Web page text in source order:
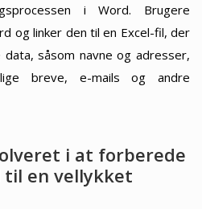
i Word. Brugere
og linker den til en Excel-fil, der
såsom navne og adresser,
breve, e-mails og andre
i at forberede
til en vellykket